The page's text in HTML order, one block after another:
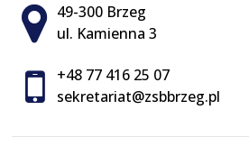
Adres pocztowy:
49-300 Brzeg
ul. Kamienna 3
+48 77 416 25 07
sekretariat@zsbbrzeg.pl